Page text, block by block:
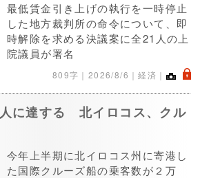
最低賃金引き上げの執行を一時停止
した地方裁判所の命令について、即
時解除を求める決議案に全21人の上
院議員が署名
809字｜ 2026/8/6 ｜経済｜ .
に達する 北イロコス、クル
今年上半期に北イロコス州に寄港し
た国際クルーズ船の乗客数が２万